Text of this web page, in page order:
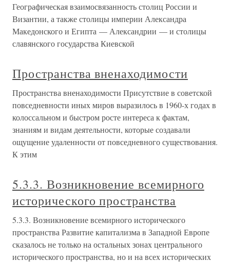
Географическая взаимосвязанность столиц России и
Византии, а также столицы империи Александра
Македонского и Египта — Александрии — и столицы
славянского государства Киевской
Пространства вненаходимости
Пространства вненаходимости Присутствие в советской
повседневности иных миров выразилось в 1960-х годах в
колоссальном и быстром росте интереса к фактам,
знаниям и видам деятельности, которые создавали
ощущение удаленности от повседневного существования.
К этим
5.3.3. Возникновение всемирного
исторического пространства
5.3.3. Возникновение всемирного исторического
пространства Развитие капитализма в Западной Европе
сказалось не только на остальных зонах центрального
исторического пространства, но и на всех исторических